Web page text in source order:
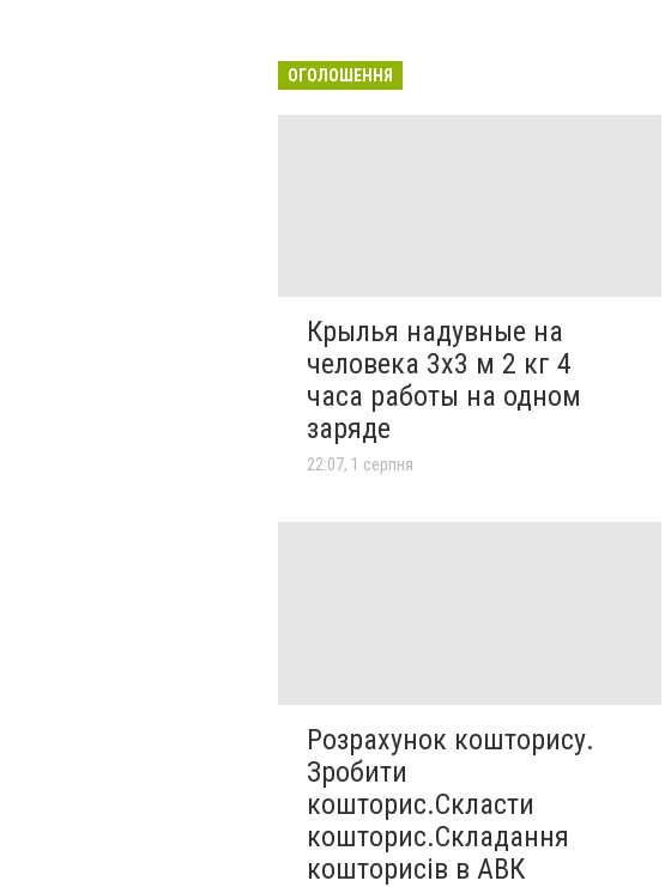
ОГОЛОШЕННЯ
Крылья надувные на
человека 3х3 м 2 кг 4
часа работы на одном
заряде
22:07, 1 серпня
Розрахунок кошторису.
Зробити
кошторис.Скласти
кошторис.Складання
кошторисів в АВК